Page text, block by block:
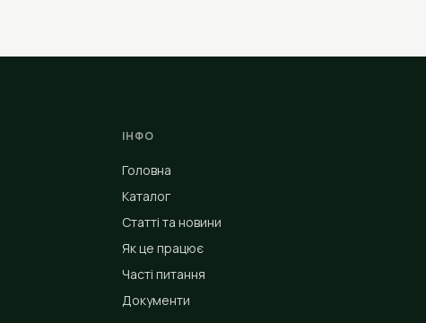
ІНФО
Головна
Каталог
Статті та новини
Як це працює
Часті питання
Документи